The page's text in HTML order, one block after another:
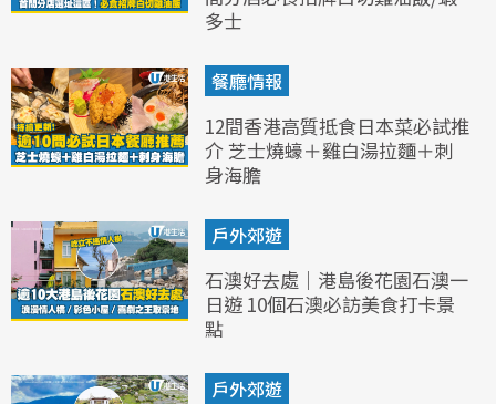
多士
餐廳情報
12間香港高質抵食日本菜必試推
介 芝士燒蠔＋雞白湯拉麵＋刺
身海膽
戶外郊遊
石澳好去處｜港島後花園石澳一
日遊 10個石澳必訪美食打卡景
點
戶外郊遊